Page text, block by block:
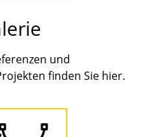
und
finden Sie hier.